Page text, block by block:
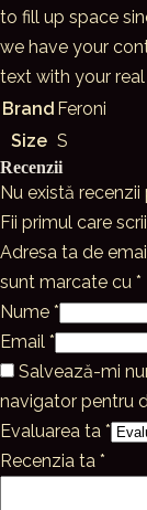
to fill up space
we have your
text with your
Brand Feroni
Size S
Recenzii
Nu există
Fii primul care
Adresa ta de
sunt marcate cu *
Nume *
Email *
Salvează-mi
navigator pentru
Evaluarea ta *
Recenzia ta *